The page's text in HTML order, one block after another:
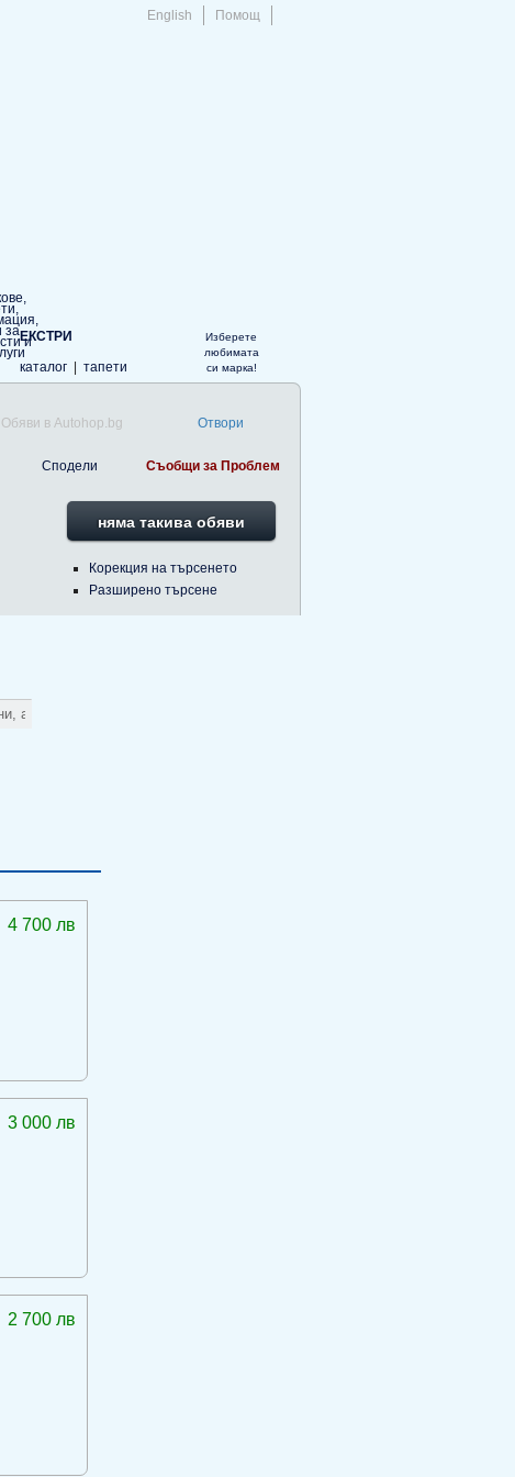
English Помощ
ЕКСТРИ
каталог
тапети
Изберете
любимата
си марка!
Обяви в Autohop.bg Отвори
Сподели Съобщи за Проблем
няма такива обяви
Корекция на търсенето
Разширено търсене
4 700 лв
3 000 лв
2 700 лв